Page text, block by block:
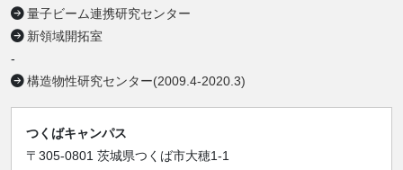
量子ビーム連携研究センター
新領域開拓室
-
構造物性研究センター(2009.4-2020.3)
つくばキャンパス
〒305-0801 茨城県つくば市大穂1-1